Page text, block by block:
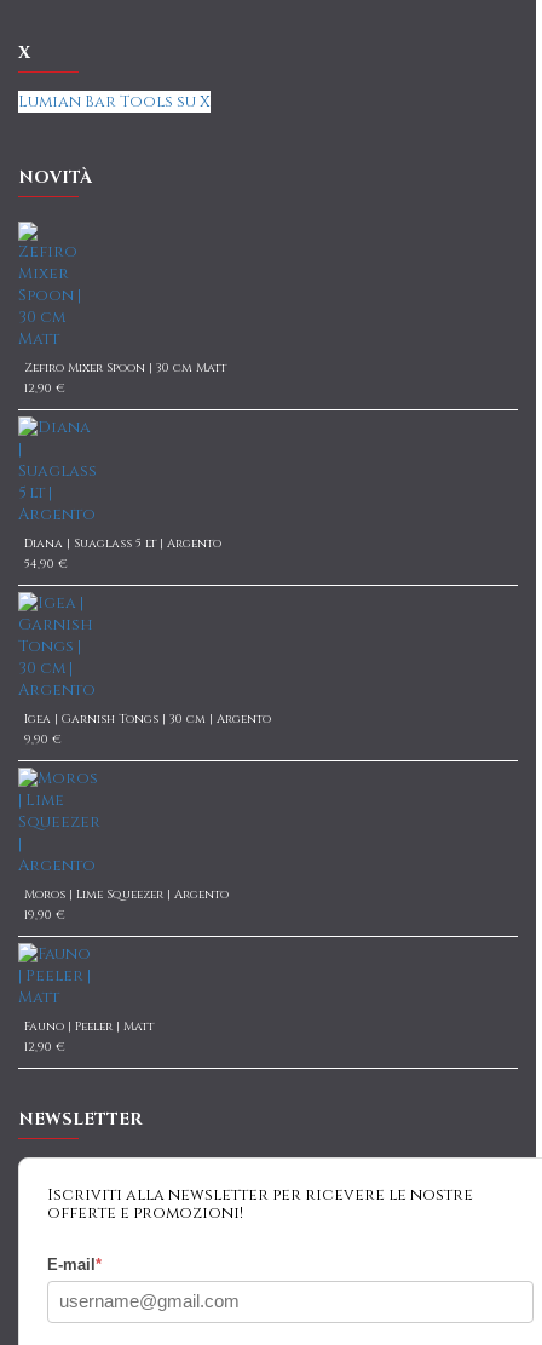
X
Lumian Bar Tools su X
NOVITÀ
Zefiro Mixer Spoon | 30 cm Matt
12,90 €
Diana | Suaglass 5 lt | Argento
54,90 €
Igea | Garnish Tongs | 30 cm | Argento
9,90 €
Moros | Lime Squeezer | Argento
19,90 €
Fauno | Peeler | Matt
12,90 €
NEWSLETTER
Iscriviti alla newsletter per ricevere le nostre
offerte e promozioni!
E-mail *